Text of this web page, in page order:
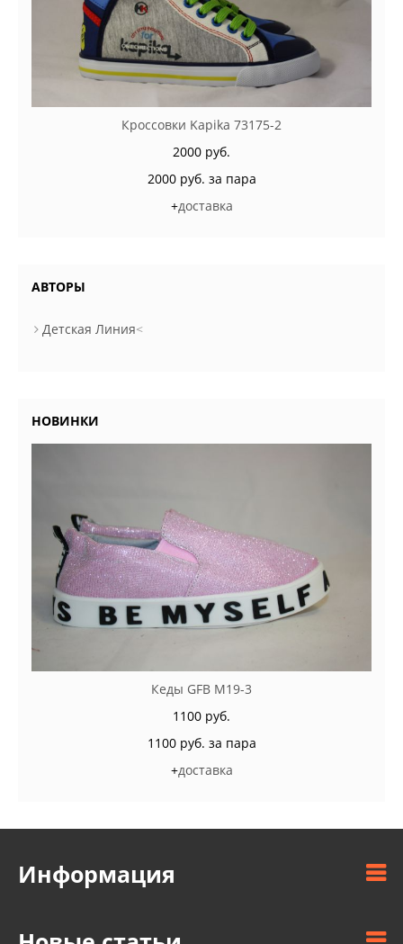
Кроссовки Kapika 73175-2
2000 руб.
2000 руб. за пара
+доставка
АВТОРЫ
Детская Линия<
НОВИНКИ
Кеды GFB M19-3
1100 руб.
1100 руб. за пара
+доставка
Информация